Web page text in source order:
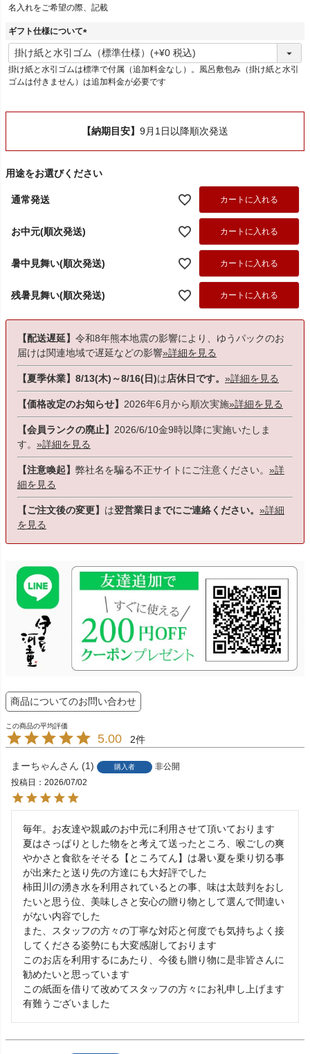
名入れをご希望の際、記載
ギフト仕様について
(
必
須
)
掛け紙と水引ゴムは標準で付属（追加料金なし）。風呂敷包み（掛け紙と水引
ゴムは付きません）は追加料金が必要です
【納期目安】 9月1日以降順次発送
用途をお選びください
通常発送 カートに入れる
お中元(順次発送) カートに入れる
暑中見舞い(順次発送) カートに入れる
残暑見舞い(順次発送) カートに入れる
【配送遅延】 令和8年熊本地震の影響により、ゆうパックのお
届けは関連地域で遅延などの影響»詳細を見る
【夏季休業】8/13(木)～8/16(日)は店休日です。 »詳細を見る
【価格改定のお知らせ】 2026年6月から順次実施»詳細を見る
【会員ランクの廃止】 2026/6/10金9時以降に実施いたしま
す。 »詳細を見る
【注意喚起】 弊社名を騙る不正サイトにご注意ください。 »詳
細を見る
【ご注文後の変更】 は翌営業日までにご連絡ください。 »詳細
を見る
商品についてのお問い合わせ
5.00 2
まーちゃん 1 購入者
非公開
投稿日
2026/07/02
毎年。お友達や親戚のお中元に利用させて頂いております
夏はさっぱりとした物をと考えて送ったところ、喉ごしの爽
やかさと食欲をそそる【ところてん】は暑い夏を乗り切る事
が出来たと送り先の方達にも大好評でした
柿田川の湧き水を利用されているとの事、味は太鼓判をおし
たいと思う位、美味しさと安心の贈り物として選んで間違い
がない内容でした
また、スタッフの方々の丁寧な対応と何度でも気持ちよく接
してくださる姿勢にも大変感謝しております
このお店を利用するにあたり、今後も贈り物に是非皆さんに
勧めたいと思っています
この紙面を借りて改めてスタッフの方々にお礼申し上げます